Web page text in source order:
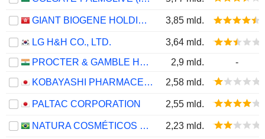
GIANT BIOGENE HOLDING CO., LTD. 3,85 mld.
LG H&H CO., LTD.
3,64 mld.
PROCTER & GAMBLE HYGIENE AND HEALTH CARE LIMITED
2,9 mld.
-
KOBAYASHI PHARMACEUTICAL CO., LTD.
2,58 mld.
PALTAC CORPORATION 2,55 mld.
NATURA COSMÉTICOS S.A. 2,23 mld.